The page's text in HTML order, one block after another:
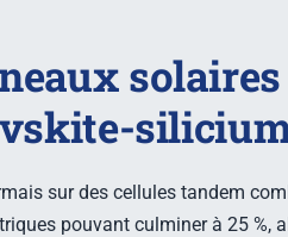
sur des cellules tandem
pouvant culminer à 25 %,